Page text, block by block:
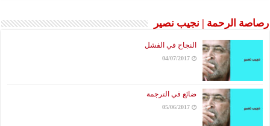
رصاصة الرحمة | نجيب نصير
النجاح في الفشل
04/07/2017
ضائع في الترجمة
05/06/2017